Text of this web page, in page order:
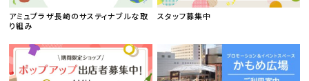
アミュプラザ長崎のサスティナブルな取
り組み
スタッフ募集中